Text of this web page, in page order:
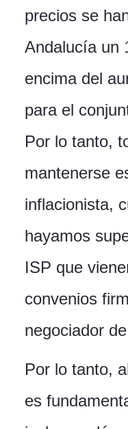
precios se
Andalucía un
encima del
para el
Por lo tanto,
mantenerse
inflacionista,
hayamos
ISP que
convenios
negociador
Por lo tanto,
es